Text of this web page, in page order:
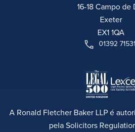
16-18 Campo de
Exeter
EX1 1QA
01392
A Ronald Fletcher Baker LLP é
pela Solicitors